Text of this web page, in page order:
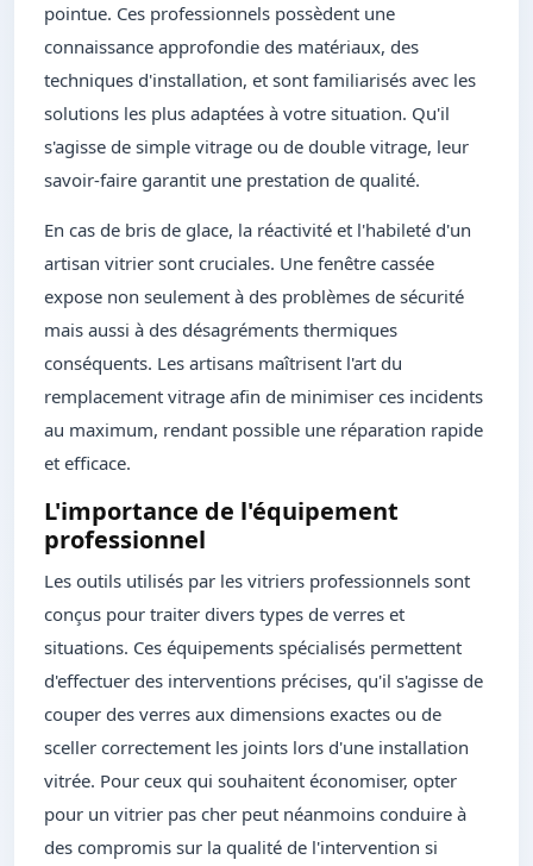
pointue. Ces professionnels possèdent une
connaissance approfondie des matériaux, des
techniques d'installation, et sont familiarisés avec les
solutions les plus adaptées à votre situation. Qu'il
s'agisse de simple vitrage ou de double vitrage, leur
savoir-faire garantit une prestation de qualité.
En cas de bris de glace, la réactivité et l'habileté d'un
artisan vitrier sont cruciales. Une fenêtre cassée
expose non seulement à des problèmes de sécurité
mais aussi à des désagréments thermiques
conséquents. Les artisans maîtrisent l'art du
remplacement vitrage afin de minimiser ces incidents
au maximum, rendant possible une réparation rapide
et efficace.
L'importance de l'équipement
professionnel
Les outils utilisés par les vitriers professionnels sont
conçus pour traiter divers types de verres et
situations. Ces équipements spécialisés permettent
d'effectuer des interventions précises, qu'il s'agisse de
couper des verres aux dimensions exactes ou de
sceller correctement les joints lors d'une installation
vitrée. Pour ceux qui souhaitent économiser, opter
pour un vitrier pas cher peut néanmoins conduire à
des compromis sur la qualité de l'intervention si